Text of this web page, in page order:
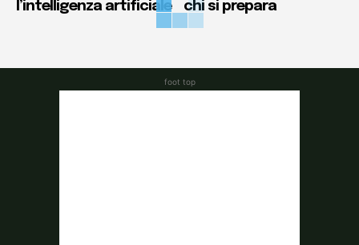
l’intelligenza artificiale
chi si prepara
foot top